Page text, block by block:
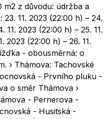
m2 z důvodu: údržba a
11. 2023 (22:00 h) – 24.
11. 2023 (22:00 h) – 25. 11.
2023 (22:00 h) – 26. 11.
- obousměrná: o
› Thámova: Tachovské
- Prvního pluku -
o směr Thámova ›
- Pernerova -
- Husitská -